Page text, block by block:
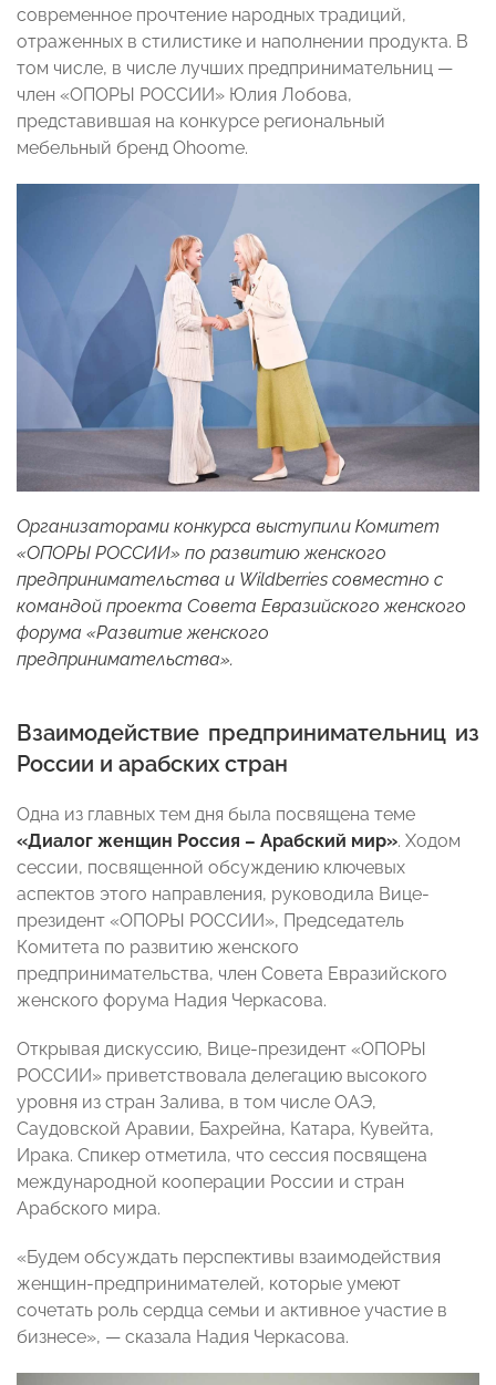
современное прочтение народных традиций,
отраженных в стилистике и наполнении продукта. В
том числе, в числе лучших предпринимательниц —
член «ОПОРЫ РОССИИ» Юлия Лобова,
представившая на конкурсе региональный
мебельный бренд Ohoome.
Организаторами конкурса выступили Комитет
«ОПОРЫ РОССИИ» по развитию женского
предпринимательства и Wildberries совместно с
командой проекта Совета Евразийского женского
форума «Развитие женского
предпринимательства».
Взаимодействие предпринимательниц из
России и арабских стран
Одна из главных тем дня была посвящена теме
«Диалог женщин Россия – Арабский мир». Ходом
сессии, посвященной обсуждению ключевых
аспектов этого направления, руководила Вице-
президент «ОПОРЫ РОССИИ», Председатель
Комитета по развитию женского
предпринимательства, член Совета Евразийского
женского форума Надия Черкасова.
Открывая дискуссию, Вице-президент «ОПОРЫ
РОССИИ» приветствовала делегацию высокого
уровня из стран Залива, в том числе ОАЭ,
Саудовской Аравии, Бахрейна, Катара, Кувейта,
Ирака. Спикер отметила, что сессия посвящена
международной кооперации России и стран
Арабского мира.
«Будем обсуждать перспективы взаимодействия
женщин-предпринимателей, которые умеют
сочетать роль сердца семьи и активное участие в
бизнесе», — сказала Надия Черкасова.